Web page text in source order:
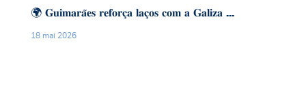
🌍 𝐆𝐮𝐢𝐦𝐚𝐫𝐚̃𝐞𝐬 𝐫𝐞𝐟𝐨𝐫𝐜̧𝐚 𝐥𝐚𝐜̧𝐨𝐬 𝐜𝐨𝐦 𝐚 𝐆𝐚𝐥𝐢𝐳𝐚 ...
18 mai 2026